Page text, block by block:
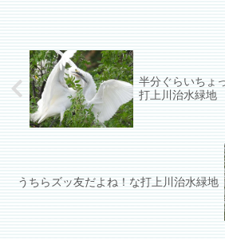
半分ぐらいちょ
打上川治水緑地
うちらズッ友だよね！な打上川治水緑地